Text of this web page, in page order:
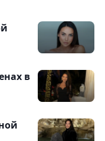
в